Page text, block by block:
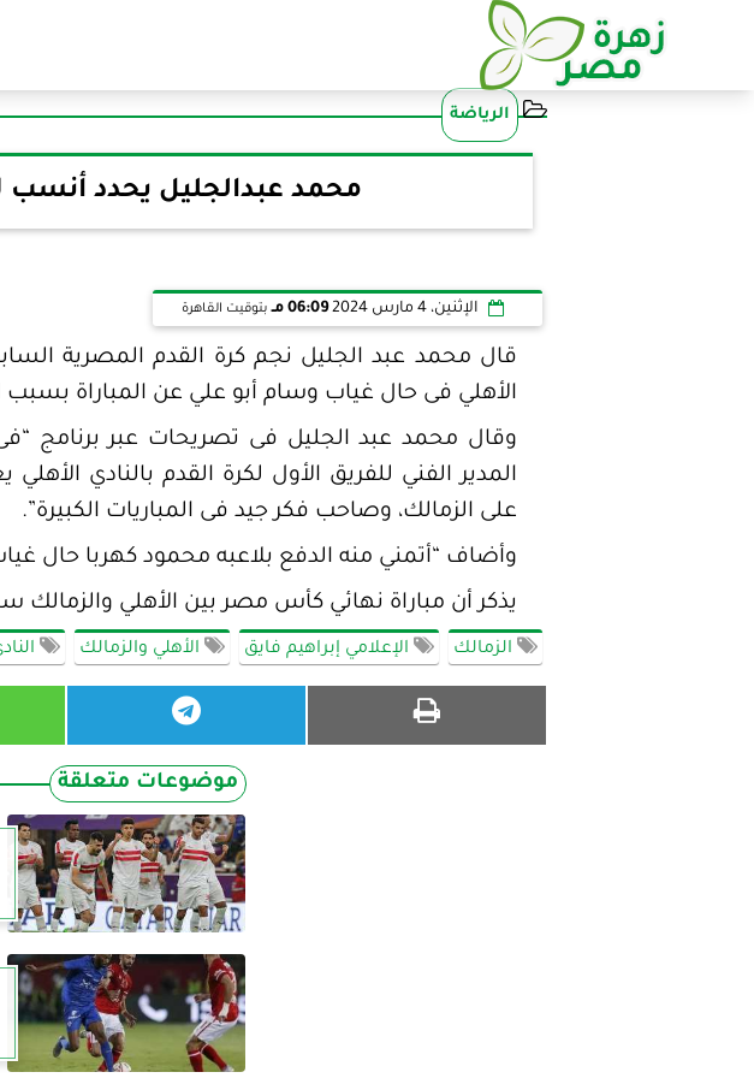
الرياضة
محمد عبدالجليل يحدد أنسب
الإثنين، 4 مارس 2024 06:09 مـ بتوقيت القاهرة
قال محمد عبد الجليل نجم كرة القدم المصرية
الأهلي فى حال غياب وسام أبو علي عن المباراة بسبب
وقال محمد عبد الجليل فى تصريحات عبر برنامج
المدير الفني للفريق الأول لكرة القدم بالنادي
على الزمالك، وصاحب فكر جيد فى المباريات الكبيرة”.
وأضاف “أتمني منه الدفع بلاعبه محمود كهربا حال
يذكر أن مباراة نهائي كأس مصر بين الأهلي والزمالك
الزمالك الإعلامي إبراهيم فايق الأهلي والزمالك
موضوعات متعلقة